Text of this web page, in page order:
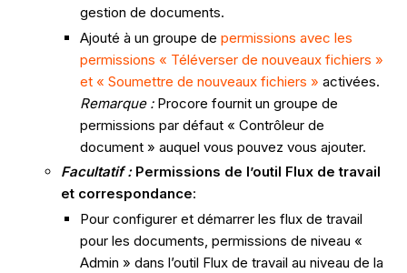
gestion de documents.
Ajouté à un groupe depermissions avec les
permissions « Téléverser de nouveaux fichiers »
et « Soumettre de nouveaux fichiers » activées.
Remarque : Procore fournit un groupe de
permissions par défaut « Contrôleur de
document » auquel vous pouvez vous ajouter.
Facultatif : Permissions de l’outil Flux de travail
et correspondance:
Pour configurer et démarrer les flux de travail
pour les documents, permissions de niveau «
Admin » dans l’outil Flux de travail au niveau de la